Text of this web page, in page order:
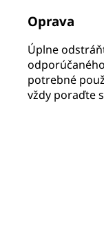
Oprava
Úplne
potrebné
vždy poraďte